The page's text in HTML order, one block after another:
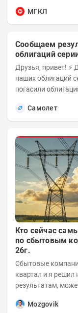
МГКЛ
Сообщаем
облигаций
Друзья, привет! ⚡️ Делимся итогами оферты по выпуску
наших облигаций
погасили
Самолет
Кто сейчас
по сбытовым
26г.
Сбытовые
квартал и я решил
результатам, может
Mozgovik